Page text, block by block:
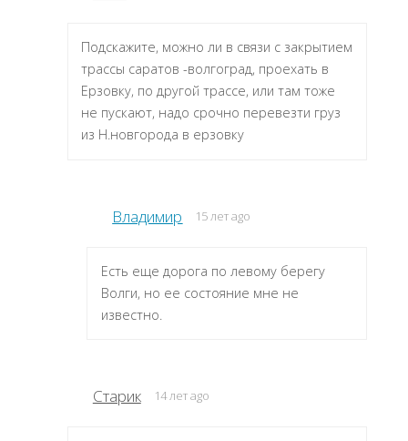
Подскажите, можно ли в связи с закрытием
трассы саратов -волгоград, проехать в
Ерзовку, по другой трассе, или там тоже
не пускают, надо срочно перевезти груз
из Н.новгорода в ерзовку
Владимир 15 лет ago
Есть еще дорога по левому берегу
Волги, но ее состояние мне не
известно.
Старик 14 лет ago